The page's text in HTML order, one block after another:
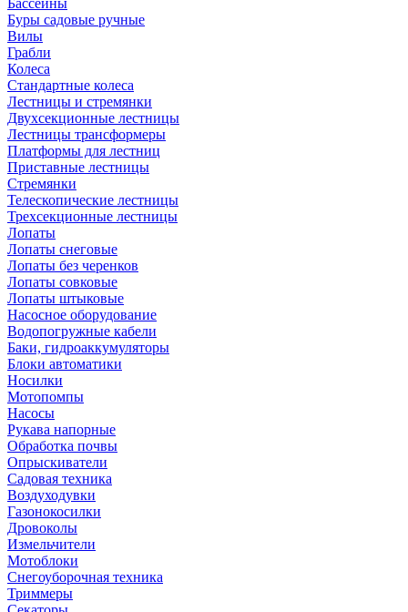
Бассейны
Буры садовые ручные
Вилы
Грабли
Колеса
Стандартные колеса
Лестницы и стремянки
Двухсекционные лестницы
Лестницы трансформеры
Платформы для лестниц
Приставные лестницы
Стремянки
Телескопические лестницы
Трехсекционные лестницы
Лопаты
Лопаты снеговые
Лопаты без черенков
Лопаты совковые
Лопаты штыковые
Насосное оборудование
Водопогружные кабели
Баки, гидроаккумуляторы
Блоки автоматики
Носилки
Мотопомпы
Насосы
Рукава напорные
Обработка почвы
Опрыскиватели
Садовая техника
Воздуходувки
Газонокосилки
Дровоколы
Измельчители
Мотоблоки
Снегоуборочная техника
Триммеры